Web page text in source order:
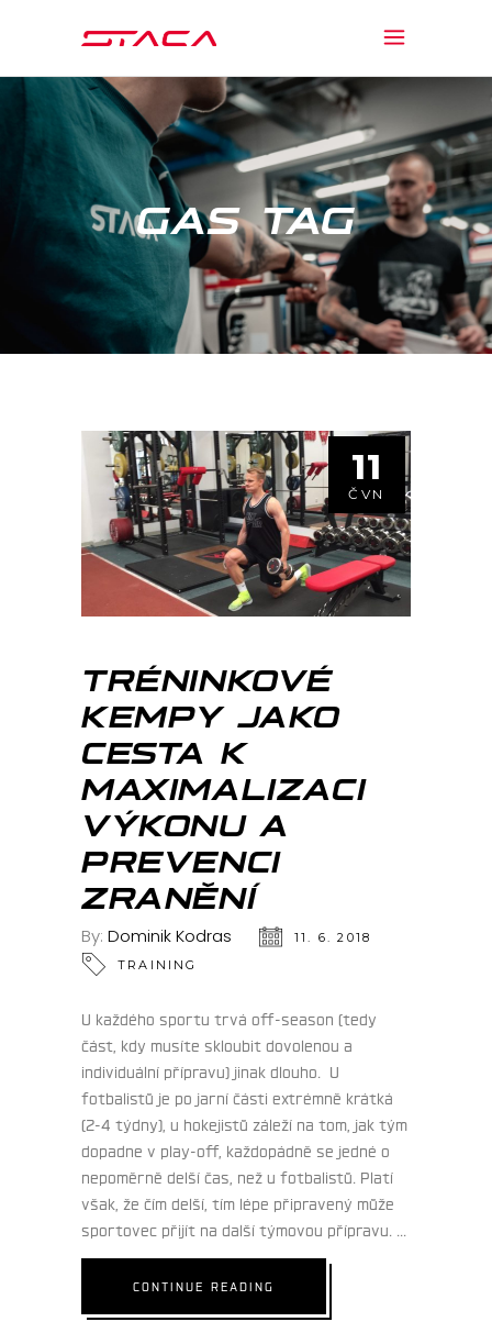
GAS TAG
11
ČVN
TRÉNINKOVÉ
KEMPY JAKO
CESTA K
MAXIMALIZACI
VÝKONU A
PREVENCI
ZRANĚNÍ
By: Dominik Kodras
11. 6. 2018
TRAINING
U každého sportu trvá off-season (tedy
část, kdy musíte skloubit dovolenou a
individuální přípravu) jinak dlouho.
U
fotbalistů je po jarní části extrémně krátká
(2-4 týdny), u hokejistů záleží na tom, jak tým
dopadne v play-off, každopádně se jedné o
nepoměrně delší čas, než u fotbalistů. Platí
však, že čím delší, tím lépe připravený může
sportovec přijít na další týmovou přípravu.
CONTINUE READING